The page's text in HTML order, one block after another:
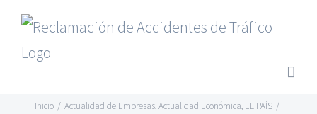
Saltar
contenido
Inicio / Actualidad de Empresas,Actualidad Económica, EL PAÍS /